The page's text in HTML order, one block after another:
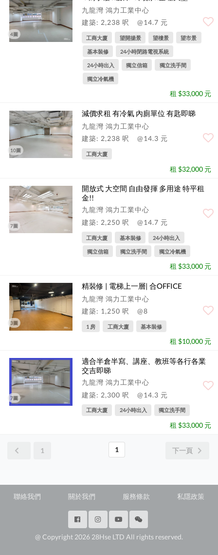
4圖
九龍灣 鴻力工業中心
建築: 2,238 呎
@14.7 元
工商大廈 望開揚景 望樓景 望市景
基本裝修 24小時閉路電視系統
24小時出入 獨立信箱 獨立洗手間
獨立冷氣機
租 $33,000 元
10圖
減價求租 有冷氣 內廁單位 有匙即睇
九龍灣 鴻力工業中心
建築: 2,238 呎
@14.3 元
工商大廈
租 $32,000 元
7圖
開放式 大空間 自由發揮 多用途 特平租
金!!
九龍灣 鴻力工業中心
建築: 2,250 呎
@14.7 元
工商大廈 基本裝修 24小時出入
獨立信箱 獨立洗手間 獨立冷氣機
租 $33,000 元
3圖
精裝修 | 電梯上一層| 合OFFICE
九龍灣 鴻力工業中心
建築: 1,250 呎
@8
1 房 工商大廈 基本裝修
租 $10,000 元
7圖
適合半倉半寫、講座、教班等各行各業
交吉即睇
九龍灣 鴻力工業中心
建築: 2,300 呎
@14.3 元
工商大廈 24小時出入 獨立洗手間
租 $33,000 元
1 1 下一頁
聯絡我們 關於我們 服務條款 私隱政策
@ Copyright 2026 28Hse LTD All rights reserved.